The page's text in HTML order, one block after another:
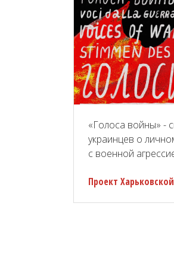
«Голоса войны» -
украинцев о
с военной
Проект